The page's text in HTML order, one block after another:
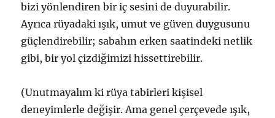
bizi yönlendiren bir iç sesini de duyurabilir.
Ayrıca rüyadaki ışık, umut ve güven duygusunu
güçlendirebilir; sabahın erken saatindeki netlik
gibi, bir yol çizdiğimizi hissettirebilir.
(Unutmayalım ki rüya tabirleri kişisel
deneyimlerle değişir. Ama genel çerçevede ışık,